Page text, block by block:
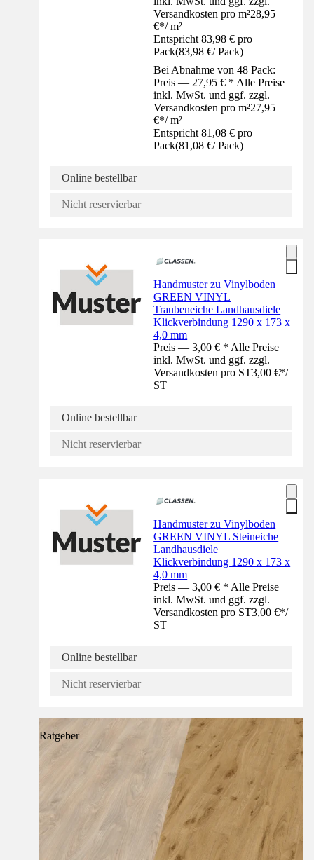
Versandkosten pro m²28,95
€*/ m²
Entspricht 83,98 € pro
Pack(83,98 €/ Pack)
Bei Abnahme von 48 Pack:
Preis — 27,95 € * Alle Preise
inkl. MwSt. und ggf. zzgl.
Versandkosten pro m²27,95
€*/ m²
Entspricht 81,08 € pro
Pack(81,08 €/ Pack)
Online bestellbar
Nicht reservierbar
Handmuster zu Vinylboden
GREEN VINYL
Traubeneiche Landhausdiele
Klickverbindung 1290 x 173 x
4,0 mm
Preis — 3,00 € * Alle Preise
inkl. MwSt. und ggf. zzgl.
Versandkosten pro ST3,00 €*/
ST
Online bestellbar
Nicht reservierbar
Handmuster zu Vinylboden
GREEN VINYL Steineiche
Landhausdiele
Klickverbindung 1290 x 173 x
4,0 mm
Preis — 3,00 € * Alle Preise
inkl. MwSt. und ggf. zzgl.
Versandkosten pro ST3,00 €*/
ST
Online bestellbar
Nicht reservierbar
Ratgeber